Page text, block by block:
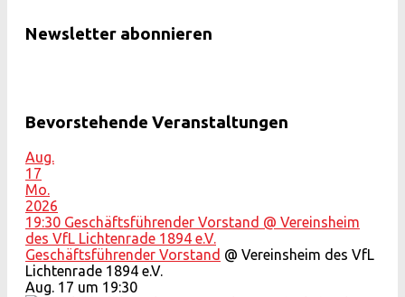
Newsletter abonnieren
Bevorstehende Veranstaltungen
Aug.
17
Mo.
2026
19:30 Geschäftsführender Vorstand @ Vereinsheim
des VfL Lichtenrade 1894 e.V.
Geschäftsführender Vorstand @ Vereinsheim des VfL
Lichtenrade 1894 e.V.
Aug. 17 um 19:30